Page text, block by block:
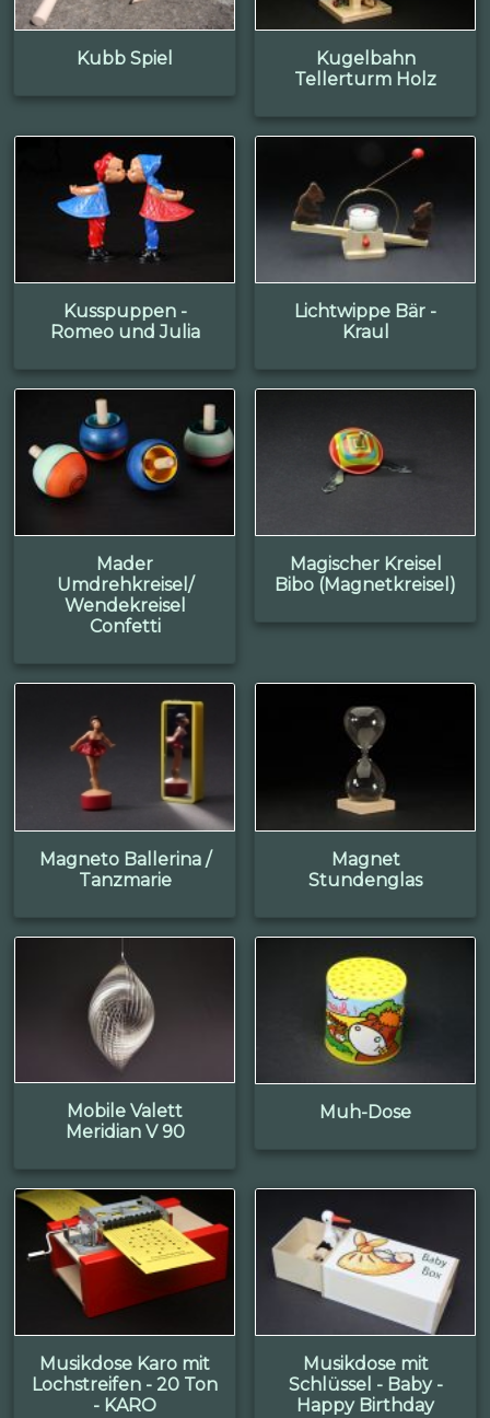
Kubb Spiel
Kugelbahn
Tellerturm Holz
Kusspuppen -
Romeo und Julia
Lichtwippe Bär -
Kraul
Mader
Umdrehkreisel/
Wendekreisel
Confetti
Magischer Kreisel
Bibo (Magnetkreisel)
Magneto Ballerina /
Tanzmarie
Magnet
Stundenglas
Mobile Valett
Meridian V 90
Muh-Dose
Musikdose Karo mit
Lochstreifen - 20 Ton
- KARO
Musikdose mit
Schlüssel - Baby -
Happy Birthday